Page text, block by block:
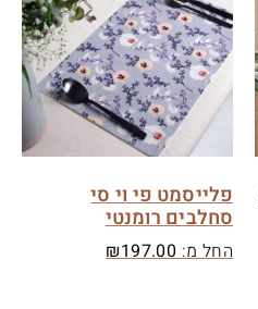
פלייסמט פי וי סי
סחלבים רומנטי
החל מ: ₪197.00